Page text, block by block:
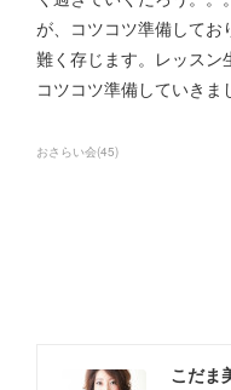
が、コツコツ準備してお
難く存じます。レッスン
コツコツ準備していきま
おさらい会(45)